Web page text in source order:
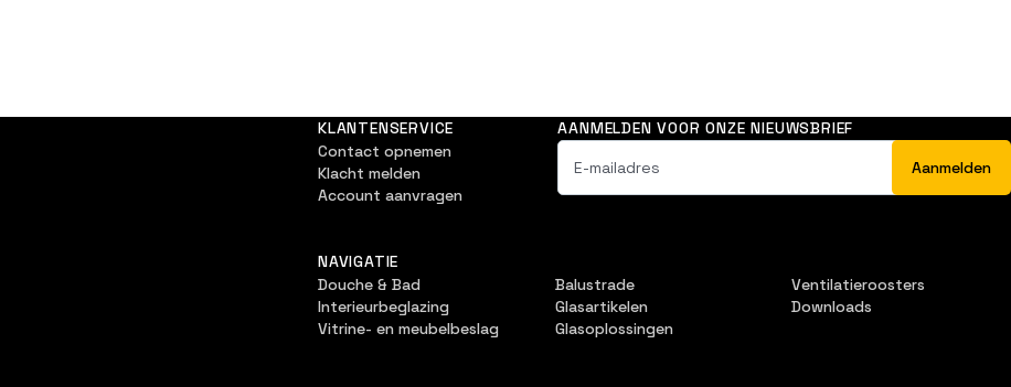
KLANTENSERVICE
Contact opnemen
Klacht melden
Account aanvragen
AANMELDEN VOOR ONZE NIEUWSBRIEF
NAVIGATIE
Douche & Bad
Interieurbeglazing
Vitrine- en meubelbeslag
Balustrade
Glasartikelen
Glasoplossingen
Ventilatieroosters
Downloads